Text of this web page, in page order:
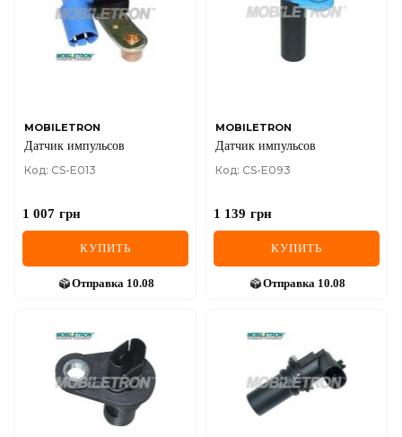
MOBILETRON
Датчик импульсов
Код: CS-E013
1 007 грн
КУПИТЬ
Отправка 10.08
MOBILETRON
Датчик импульсов
Код: CS-E093
1 139 грн
КУПИТЬ
Отправка 10.08